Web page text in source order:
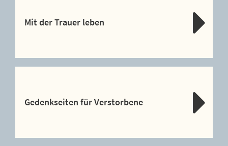
Mit der Trauer leben
Gedenkseiten für Verstorbene